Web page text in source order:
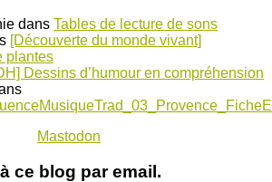
dans Tables de lecture de sons
[Découverte du monde vivant]
plantes
Dessins d’humour en compréhension
Mastodon
ce blog par email.